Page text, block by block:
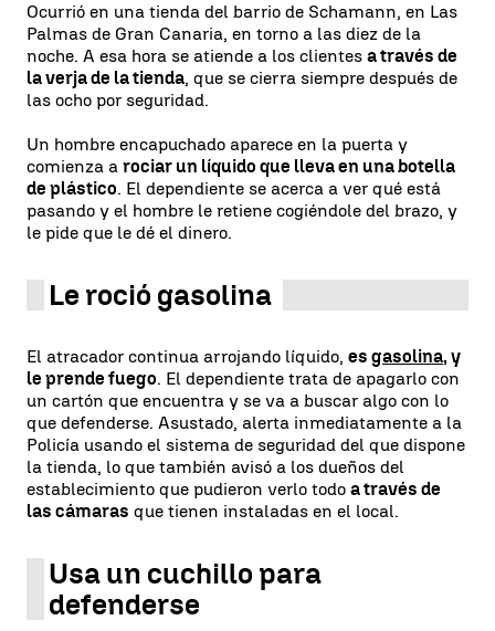
Ocurrió en una tienda del barrio de Schamann, en Las
Palmas de Gran Canaria, en torno a las diez de la
noche. A esa hora se atiende a los clientes a través de
la verja de la tienda, que se cierra siempre después de
las ocho por seguridad.
Un hombre encapuchado aparece en la puerta y
comienza a rociar un líquido que lleva en una botella
de plástico. El dependiente se acerca a ver qué está
pasando y el hombre le retiene cogiéndole del brazo, y
le pide que le dé el dinero.
Le roció gasolina
El atracador continua arrojando líquido, es gasolina, y
le prende fuego. El dependiente trata de apagarlo con
un cartón que encuentra y se va a buscar algo con lo
que defenderse. Asustado, alerta inmediatamente a la
Policía usando el sistema de seguridad del que dispone
la tienda, lo que también avisó a los dueños del
establecimiento que pudieron verlo todo a través de
las cámaras que tienen instaladas en el local.
Usa un cuchillo para
defenderse